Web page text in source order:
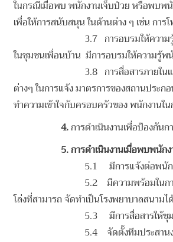
ในกรณีเมื่อพบ พนักงานเจ็บป่วย หรือพบพนั
เพื่อให้การสนับสนุน ในด้านต่าง ๆ เช่น กา
3.7 การอบรมให้ควา
ในชุมชนเพื่อนบ้าน มีการอบรมให้ความรู้พ
3.8 การสื่อสารภายใน
ต่างๆ ในการแจ้ง มาตรการของสถานปร
ทำความเข้าใจกับครอบครัวของ พนักงานใ
4.การดำเนินงานเพื่อป้องกัน
5.การดำเนินงานเมื่อพบพนัก
5.1 มีการแจ้งต่อพนั
5.2 มีความพร้อมในก
โล่งที่สามารถ จัดทำเป็นโรงพยาบาลสนา
5.3 มีการสื่อสารให้ชุม
5.4 จัดตั้งทีมประสานง